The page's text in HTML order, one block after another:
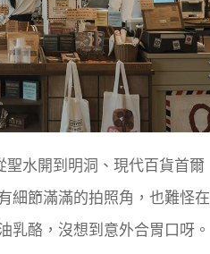
聖水開到明洞、現代百貨首爾
細節滿滿的拍照角，也難怪在
乳酪，沒想到意外合胃口呀。